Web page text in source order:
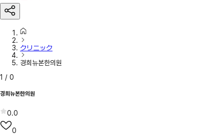
クリニック
경희뉴본한의원
1 / 0
경희뉴본한의원
0.0
0